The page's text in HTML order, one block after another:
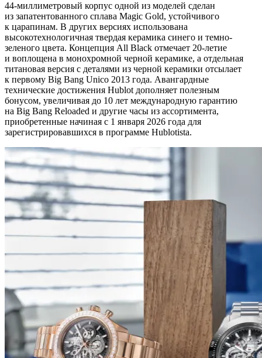
44-миллиметровый корпус одной из моделей сделан
из запатентованного сплава Magic Gold, устойчивого
к царапинам. В других версиях использована
высокотехнологичная твердая керамика синего и темно-
зеленого цвета. Концепция All Black отмечает 20-летие
и воплощена в монохромной черной керамике, а отдельная
титановая версия с деталями из черной керамики отсылает
к первому Big Bang Unico 2013 года. Авангардные
технические достижения Hublot дополняет полезным
бонусом, увеличивая до 10 лет международную гарантию
на Big Bang Reloaded и другие часы из ассортимента,
приобретенные начиная с 1 января 2026 года для
зарегистрировавшихся в программе Hublotista.